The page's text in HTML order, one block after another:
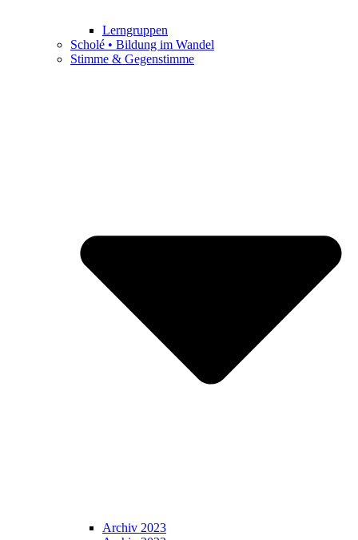
Lerngruppen
Scholé • Bildung im Wandel
Stimme & Gegenstimme
Archiv 2023